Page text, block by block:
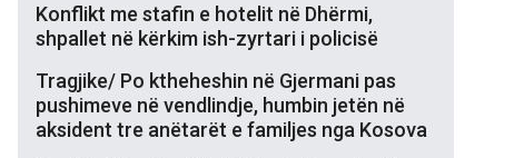
Konflikt me stafin e hotelit në Dhërmi,
shpallet në kërkim ish-zyrtari i policisë
Tragjike/ Po ktheheshin në Gjermani pas
pushimeve në vendlindje, humbin jetën në
aksident tre anëtarët e familjes nga Kosova